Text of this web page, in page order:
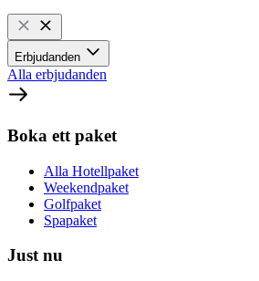
Erbjudanden
Alla erbjudanden
Boka ett paket
Alla Hotellpaket
Weekendpaket
Golfpaket
Spapaket
Just nu